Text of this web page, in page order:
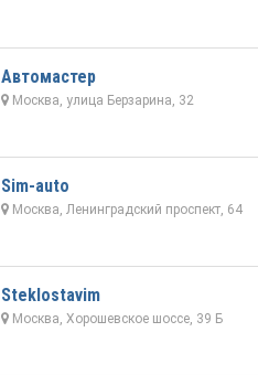
Автомастер
Москва, улица Берзарина, 32
Sim-auto
Москва, Ленинградский проспект, 64
Steklostavim
Москва, Хорошевское шоссе, 39 Б